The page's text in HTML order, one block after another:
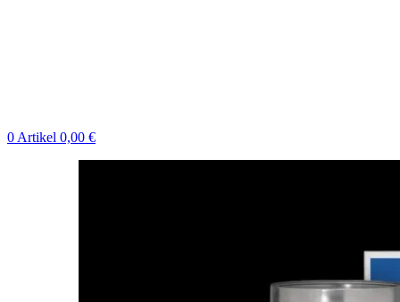
0 Artikel 0,00 €